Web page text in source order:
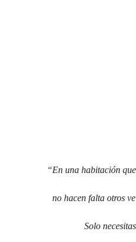
“En una habitación
no hacen falta otros
Solo